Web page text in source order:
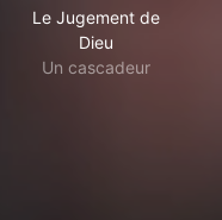
Le Jugement de
Dieu
Un cascadeur